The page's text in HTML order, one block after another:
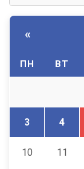
«
ПН ВТ
3 4
10 11